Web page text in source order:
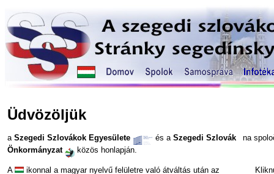
Üdvözöljük
a Szegedi Szlovákok Egyesülete és a Szegedi Szlovák
Önkormányzat
közös honlapján.
A
ikonnal a magyar nyelvű felületre való átváltás után az
na